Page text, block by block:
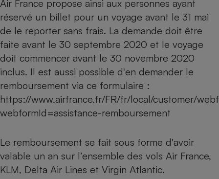
Air France propose ainsi aux personnes ayant
réservé un billet pour un voyage avant le 31 mai
de le reporter sans frais. La demande doit être
faite avant le 30 septembre 2020 et le voyage
doit commencer avant le 30 novembre 2020
inclus. Il est aussi possible d'en demander le
remboursement via ce formulaire :
https://www.airfrance.fr/FR/fr/local/customer/
webformId=assistance-remboursement
Le remboursement se fait sous forme d'avoir
valable un an sur l’ensemble des vols Air France,
KLM, Delta Air Lines et Virgin Atlantic.